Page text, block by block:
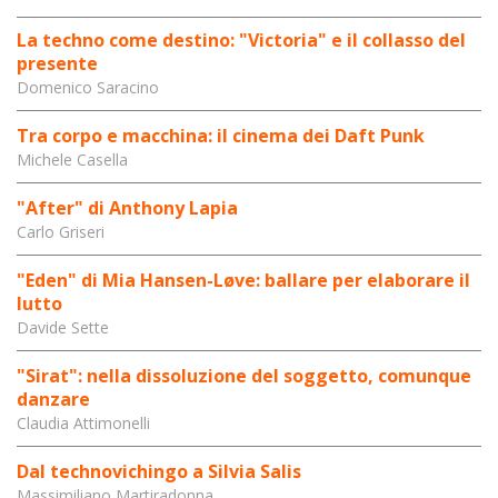
La techno come destino: "Victoria" e il collasso del
presente
Domenico Saracino
Tra corpo e macchina: il cinema dei Daft Punk
Michele Casella
"After" di Anthony Lapia
Carlo Griseri
"Eden" di Mia Hansen-Løve: ballare per elaborare il
lutto
Davide Sette
"Sirat": nella dissoluzione del soggetto, comunque
danzare
Claudia Attimonelli
Dal technovichingo a Silvia Salis